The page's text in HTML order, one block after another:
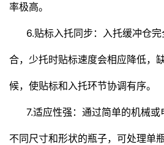
率极高。
6.贴标入托同步：入托缓冲仓
合，少托时贴标速度会相应降低，
候，使贴标和入托环节协调有序。
7.适应性强：通过简单的机械
不同尺寸和形状的瓶子，可处理单